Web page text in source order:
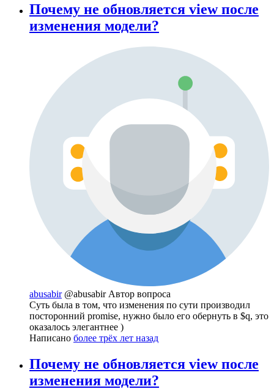
Почему не обновляется view после
изменения модели?
abusabir @abusabir Автор вопроса
Суть была в том, что изменения по сути производил
посторонний promise, нужно было его обернуть в $q, это
оказалось элегантнее )
Написано более трёх лет назад
Почему не обновляется view после
изменения модели?